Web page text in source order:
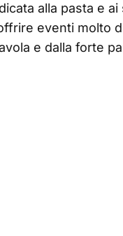
alla pasta e
eventi molto
e dalla forte